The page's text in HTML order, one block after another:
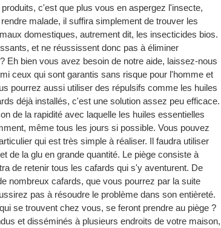
c'est que plus vous en aspergez l'insecte,
malade, il suffira simplement de trouver les
domestiques, autrement dit, les insecticides bios.
et ne réussissent donc pas à éliminer
bien vous avez besoin de notre aide, laissez-nous
ceux qui sont garantis sans risque pour l'homme et
pourrez aussi utiliser des répulsifs comme les huiles
déjà installés, c'est une solution assez peu efficace.
de la rapidité avec laquelle les huiles essentielles
même tous les jours si possible. Vous pouvez
qui est très simple à réaliser. Il faudra utiliser
de la glu en grande quantité. Le piège consiste à
de retenir tous les cafards qui s'y aventurent. De
nombreux cafards, que vous pourrez par la suite
pas à résoudre le problème dans son entièreté.
se trouvent chez vous, se feront prendre au piège ?
et disséminés à plusieurs endroits de votre maison,